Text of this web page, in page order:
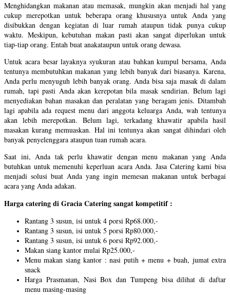
Menghidangkan makanan atau memasak, mungkin akan menjadi hal yang
cukup merepotkan untuk beberapa orang khususnya untuk Anda yang
disibukkan dengan kegiatan di luar rumah ataupun tidak punya cukup
waktu. Meskipun, kebutuhan makan pasti akan sangat diperlukan untuk
tiap-tiap orang. Entah buat anakataupun untuk orang dewasa.
Untuk acara besar layaknya syukuran atau bahkan kumpul bersama, Anda
tentunya membutuhkan makanan yang lebih banyak dari biasanya. Karena,
Anda perlu menyuguh lebih banyak orang. Anda bisa saja masak di dalam
rumah, tapi pasti Anda akan kerepotan bila masak sendirian. Belum lagi
menyediakan bahan masakan dan peralatan yang beragam jenis. Ditambah
lagi apabila ada request menu dari anggota keluarga Anda, wah tentunya
akan lebih merepotkan. Belum lagi, terkadang khawatir apabila hasil
masakan kurang memuaskan. Hal ini tentunya akan sangat dihindari oleh
banyak penyelenggara ataupun tuan rumah acara.
Saat ini, Anda tak perlu khawatir dengan menu makanan yang Anda
butuhkan untuk memenuhi keperluan acara Anda. Jasa Catering kami bisa
menjadi solusi buat Anda yang ingin memesan makanan untuk berbagai
acara yang Anda adakan.
Harga catering di Gracia Catering sangat kompetitif :
Rantang 3 susun, isi untuk 4 porsi Rp68.000,-
Rantang 3 susun, isi untuk 5 porsi Rp80.000,-
Rantang 3 susun, isi untuk 6 porsi Rp92.000,-
Makan siang kantor mulai Rp25.000,-
Menu makan siang kantor : nasi putih + menu + buah, jumat extra
snack
Harga Prasmanan, Nasi Box dan Tumpeng bisa dilihat di daftar
menu masing-masing